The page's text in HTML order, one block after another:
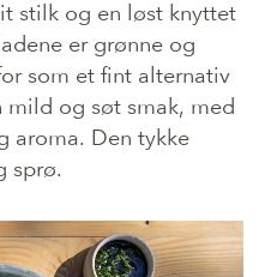
stilk og en løst knyttet
er grønne og
som et fint alternativ
mild og søt smak, med
aroma. Den tykke
sprø.